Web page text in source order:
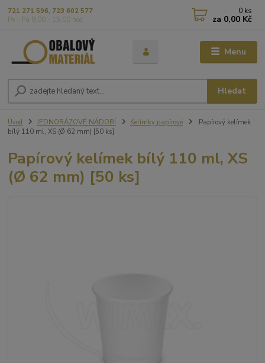
Menu
Hledat
721 271 596, 723 602 577
Po - Pá 9,00 - 15,00 hod
0 ks
za 0,00 Kč
Úvod JEDNORÁZOVÉ NÁDOBÍ Kelímky papírové
Papírový kelímek
bílý 110 ml, XS (Ø 62 mm) [50 ks]
Papírový kelímek bílý 110 ml, XS
(Ø 62 mm) [50 ks]